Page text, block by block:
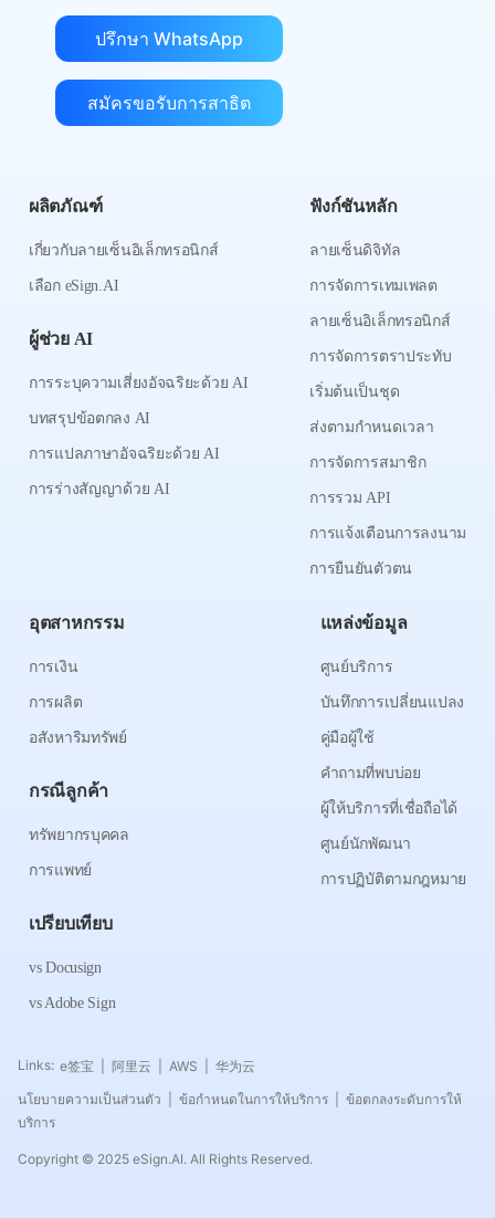
ปรึกษา WhatsApp
สมัครขอรับการสาธิต
ผลิตภัณฑ์
เกี่ยวกับลายเซ็นอิเล็กทรอนิกส์
เลือก eSign.AI
ผู้ช่วย AI
การระบุความเสี่ยงอัจฉริยะด้วย AI
บทสรุปข้อตกลง AI
การแปลภาษาอัจฉริยะด้วย AI
การร่างสัญญาด้วย AI
ฟังก์ชันหลัก
ลายเซ็นดิจิทัล
การจัดการเทมเพลต
ลายเซ็นอิเล็กทรอนิกส์
การจัดการตราประทับ
เริ่มต้นเป็นชุด
ส่งตามกำหนดเวลา
การจัดการสมาชิก
การรวม API
การแจ้งเตือนการลงนาม
การยืนยันตัวตน
อุตสาหกรรม
การเงิน
การผลิต
อสังหาริมทรัพย์
กรณีลูกค้า
ทรัพยากรบุคคล
การแพทย์
เปรียบเทียบ
vs Docusign
vs Adobe Sign
แหล่งข้อมูล
ศูนย์บริการ
บันทึกการเปลี่ยนแปลง
คู่มือผู้ใช้
คำถามที่พบบ่อย
ผู้ให้บริการที่เชื่อถือได้
ศูนย์นักพัฒนา
การปฏิบัติตามกฎหมาย
Links: e签宝 阿里云 AWS
华为云
นโยบายความเป็นส่วนตัว
ข้อกำหนดในการให้บริการ
ข้อตกลงระดับการให้
บริการ
Copyright © 2025 eSign.AI. All Rights Reserved.